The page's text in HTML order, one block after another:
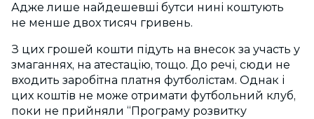
Адже лише найдешевші бутси нині коштують
не менше двох тисяч гривень.
З цих грошей кошти підуть на внесок за участь у
змаганнях, на атестацію, тощо. До речі, сюди не
входить заробітна платня футболістам. Однак і
цих коштів не може отримати футбольний клуб,
поки не прийняли “Програму розвитку